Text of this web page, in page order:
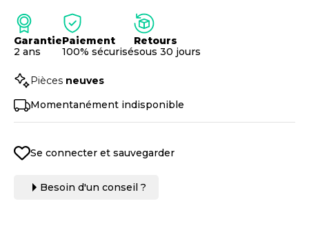
Garantie
2 ans
Paiement
100% sécurisé
Retours
sous 30 jours
Pièces neuves
Momentanément indisponible
Se connecter et sauvegarder
Besoin d'un conseil ?